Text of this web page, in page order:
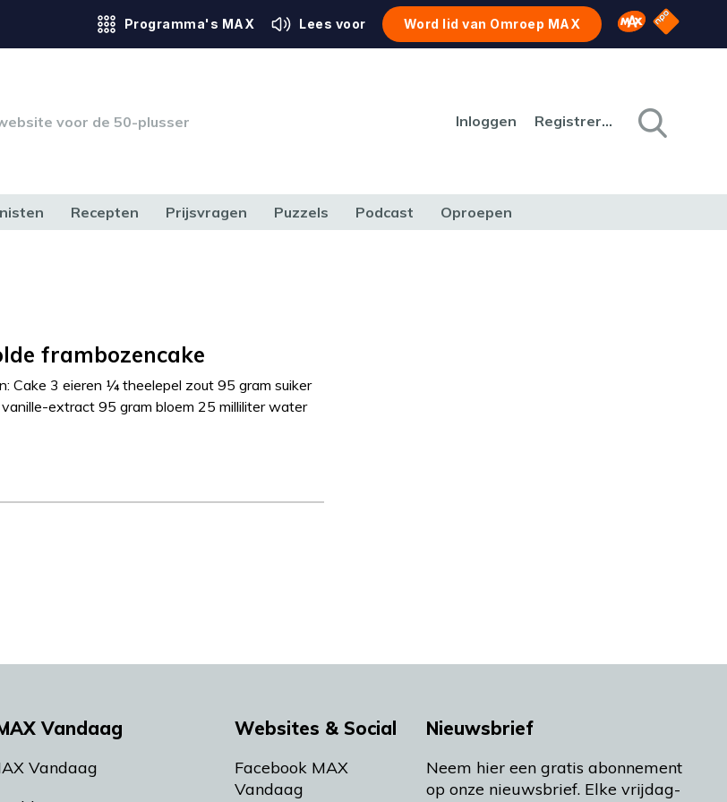
Programma's MAX Lees voor Word lid van Omroep MAX Omroep MAX
NPO
voor de 50-plusser Inloggen Registreren
Recepten Prijsvragen Puzzels Podcast Oproepen
frambozencake
Cake 3 eieren ¼ theelepel zout 95 gram suiker
extract 95 gram bloem 25 milliliter water
Vandaag
Vandaag
Websites & Social
Facebook MAX
Vandaag
Nieuwsbrief
Neem hier een gratis abonnement
op onze nieuwsbrief. Elke vrijdag-